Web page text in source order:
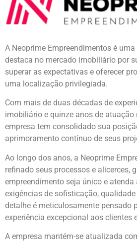
A Neoprime Empreendimentos é
destaca no mercado imobiliário por
superar as expectativas e oferecer
uma localização privilegiada.
Com mais de duas décadas de
imobiliário e quinze anos de atuação
empresa tem consolidado sua
aprimoramento contínuo de seus
Ao longo dos anos, a Neoprime
refinado seus processos e alicerces,
empreendimento seja único e
exigências de sofisticação, qualidade
detalhe é meticulosamente pensado
experiência excepcional aos clientes
A empresa mantém-se atualizada